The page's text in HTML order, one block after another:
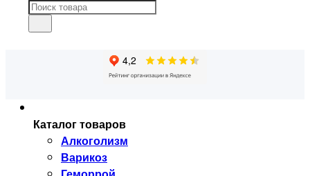
Каталог товаров
Алкоголизм
Варикоз